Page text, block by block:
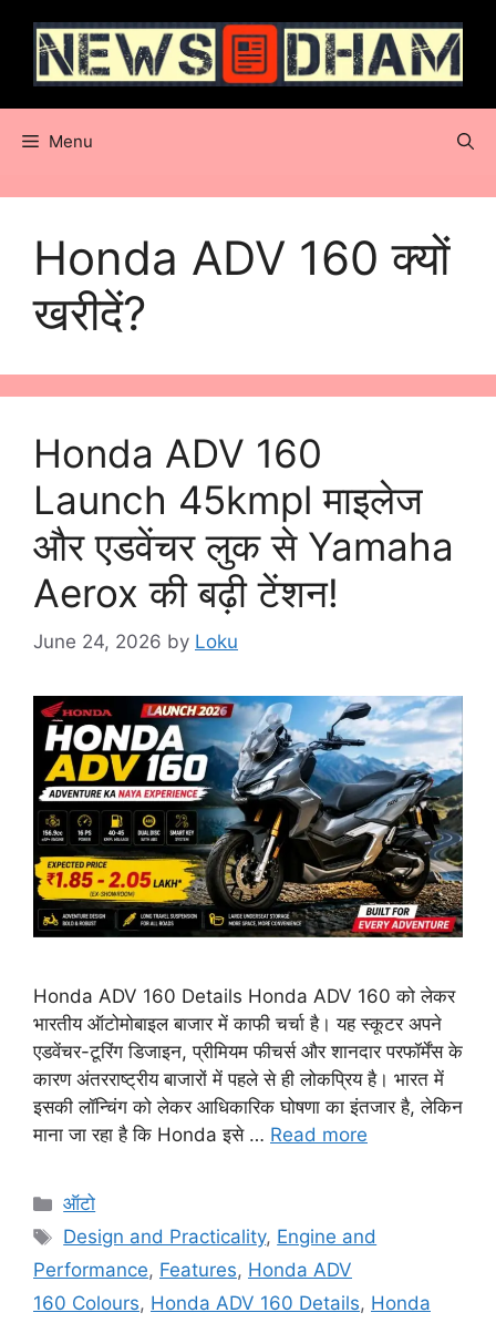
content
Menu
Honda ADV 160 क्यों
खरीदें?
Honda ADV 160
Launch 45kmpl माइलेज
और एडवेंचर लुक से Yamaha
Aerox की बढ़ी टेंशन!
June 24, 2026 by Loku
Honda ADV 160 Details Honda ADV 160 को लेकर
भारतीय ऑटोमोबाइल बाजार में काफी चर्चा है। यह स्कूटर अपने
एडवेंचर-टूरिंग डिजाइन, प्रीमियम फीचर्स और शानदार परफॉर्मेंस के
कारण अंतरराष्ट्रीय बाजारों में पहले से ही लोकप्रिय है। भारत में
इसकी लॉन्चिंग को लेकर आधिकारिक घोषणा का इंतजार है, लेकिन
माना जा रहा है कि Honda इसे … Read more
Categories
ऑटो
Tags
Design and Practicality, Engine and
Performance, Features, Honda ADV
160 Colours, Honda ADV 160 Details, Honda